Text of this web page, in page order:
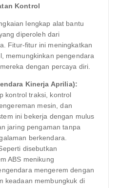
Kontrol
lengkap alat bantu
diperoleh dari
Fitur-fitur ini meningkatkan
memungkinkan pengendara
dengan percaya diri.
Kinerja Aprilia):
kontrol traksi, kontrol
mesin, dan
ini bekerja dengan mulus
jaring pengaman tanpa
berkendara.
disebutkan
ABS menikung
mengerem dengan
keadaan membungkuk di